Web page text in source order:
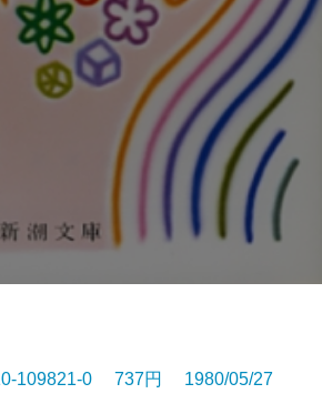
109821-0 737円 1980/05/27